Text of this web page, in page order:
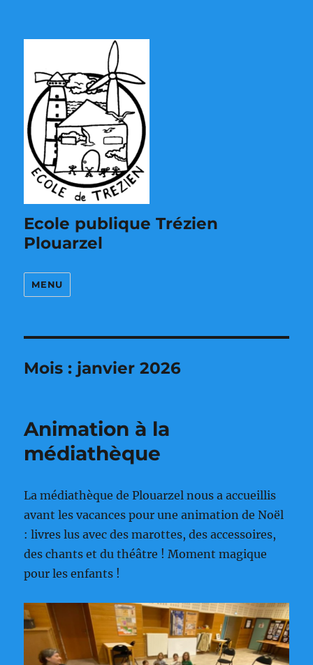
Ecole publique Trézien
Plouarzel
MENU
Mois : janvier 2026
Animation à la
médiathèque
La médiathèque de Plouarzel nous a accueillis
avant les vacances pour une animation de Noël
: livres lus avec des marottes, des accessoires,
des chants et du théâtre ! Moment magique
pour les enfants !